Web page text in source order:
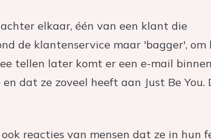
elkaar, één van een klant die
de klantenservice maar 'bagger', om
tellen later komt er een e-mail
dat ze zoveel heeft aan Just Be You.
reacties van mensen dat ze in hun